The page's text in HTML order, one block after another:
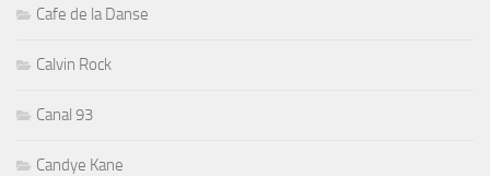
Cafe de la Danse
Calvin Rock
Canal 93
Candye Kane